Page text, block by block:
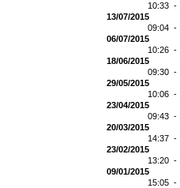
10:33 -
13/07/2015
09:04 -
06/07/2015
10:26 -
18/06/2015
09:30 -
29/05/2015
10:06 -
23/04/2015
09:43 -
20/03/2015
14:37 -
23/02/2015
13:20 -
09/01/2015
15:05 -